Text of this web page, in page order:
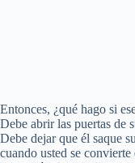
Entonces, ¿qué hago si
Debe abrir las puertas de
Debe dejar que él saque
cuando usted se